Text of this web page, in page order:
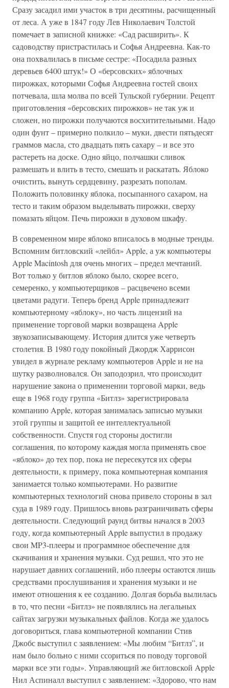
Сразу засадил ими участок в три десятины, расчищенный
от леса. А уже в 1847 году Лев Николаевич Толстой
помечает в записной книжке: «Сад расширить». К
садоводству пристрастилась и Софья Андреевна. Как-то
она похвалилась в письме сестре: «Посадила разных
деревьев 6400 штук!» О «берсовских» яблочных
пирожках, которыми Софья Андреевна гостей своих
потчевала, шла молва по всей Тульской губернии. Рецепт
приготовления «берсовских пирожков» не так уж и
сложен, но пирожки получаются восхитительными. Надо
один фунт – примерно полкило – муки, двести пятьдесят
граммов масла, сто двадцать пять сахару – и все это
растереть на доске. Одно яйцо, полчашки сливок
размешать и влить в тесто, смешать и раскатать. Яблоко
очистить, вынуть сердцевину, разрезать пополам.
Положить половинку яблока, посыпанного сахаром, на
тесто и таким образом выделывать пирожки, сверху
помазать яйцом. Печь пирожки в духовом шкафу.
В современном мире яблоко вписалось в модные тренды.
Вспомним битловский «лейбл» Apple, а уж компьютеры
Apple Macintosh для очень многих – предел мечтаний.
Вот только у битлов яблоко было, скорее всего,
семеренко, у компьютерщиков – расцвечено всеми
цветами радуги. Теперь бренд Apple принадлежит
компьютерному «яблоку», но часть лицензий на
применение торговой марки возвращена Apple
звукозаписывающему. История длится уже четверть
столетия. В 1980 году покойный Джордж Харрисон
увидел в журнале рекламу компьютеров Apple и не на
шутку разволновался. Он заподозрил, что происходит
нарушение закона о применении торговой марки, ведь
еще в 1968 году группа «Битлз» зарегистрировала
компанию Apple, которая занималась записью музыки
этой группы и защитой ее интеллектуальной
собственности. Спустя год стороны достигли
соглашения, по которому каждая могла применять свое
«яблоко» до тех пор, пока не пересекутся их сферы
деятельности, к примеру, пока компьютерная компания
занимается только компьютерами. Но развитие
компьютерных технологий снова привело стороны в зал
суда в 1989 году. Пришлось вновь разграничивать сферы
деятельности. Следующий раунд битвы начался в 2003
году, когда компьютерный Apple выпустил в продажу
свои MP3-плееры и программное обеспечение для
скачивания и хранения музыки. Суд решил, что это не
нарушает давних соглашений, ибо плееры остаются лишь
средствами прослушивания и хранения музыки и не
имеют отношения к ее созданию. Долгая борьба вылилась
в то, что песни «Битлз» не появлялись на легальных
сайтах загрузки музыкальных файлов. Когда же удалось
договориться, глава компьютерной компании Стив
Джобс выступил с заявлением: «Мы любим “Битлз”, и
нам было больно с ними ссориться по поводу торговой
марки все эти годы». Управляющий же битловской Apple
Нил Аспиналл выступил с заявлением: «Здорово, что нам